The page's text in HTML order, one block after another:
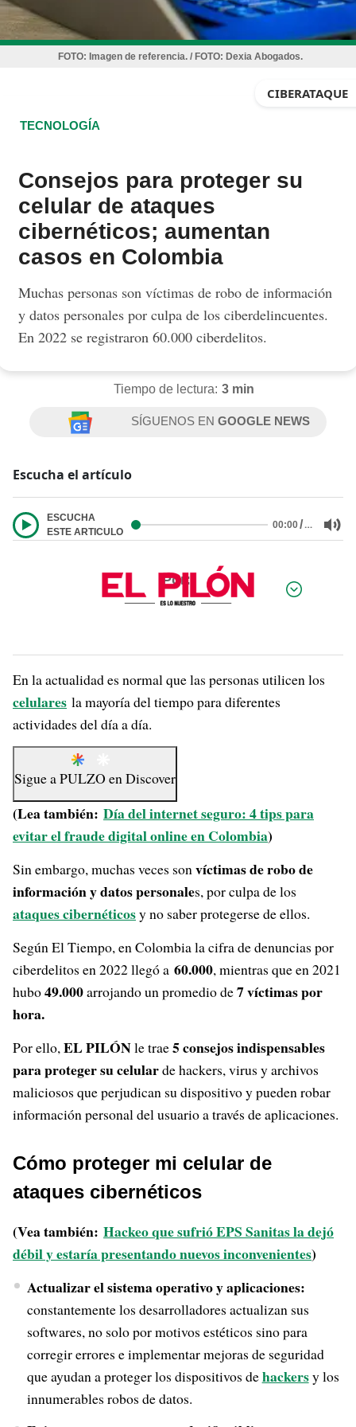
FOTO: Imagen de referencia. / FOTO: Dexia Abogados.
CIBERATAQUE
TECNOLOGÍA
Consejos para proteger su
celular de ataques
cibernéticos; aumentan
casos en Colombia
Muchas personas son víctimas de robo de información
y datos personales por culpa de los ciberdelincuentes.
En 2022 se registraron 60.000 ciberdelitos.
Tiempo de lectura: 3 min
SÍGUENOS ENGOOGLE NEWS
Escucha el artículo
ESCUCHA
ESTE ARTICULO
00:00/…
Por:
En la actualidad es normal que las personas utilicen los
celulares la mayoría del tiempo para diferentes
actividades del día a día.
Sigue aPULZO enDiscover
(Lea también: Día del internet seguro: 4 tips para
evitar el fraude digital online en Colombia)
Sin embargo, muchas veces sonvíctimas de robo de
información y datos personales, por culpa de los
ataques cibernéticosy no saber protegerse de ellos.
Según El Tiempo, en Colombia la cifra de denuncias por
ciberdelitos en 2022 llegó a 60.000, mientras que en 2021
hubo49.000arrojando un promedio de7 víctimas por
hora.
Por ello,EL PILÓNle trae5 consejos indispensables
para proteger su celularde hackers, virus y archivos
maliciosos que perjudican su dispositivo y pueden robar
información personal del usuario a través de aplicaciones.
Cómo proteger mi celular de
ataques cibernéticos
(Vea también: Hackeo que sufrió EPS Sanitas la dejó
débil y estaría presentando nuevos inconvenientes)
Actualizar el sistema operativo y aplicaciones:
constantemente los desarrolladores actualizan sus
softwares, no solo por motivos estéticos sino para
corregir errores e implementar mejoras de seguridad
que ayudan a proteger los dispositivos dehackersy los
innumerables robos de datos.